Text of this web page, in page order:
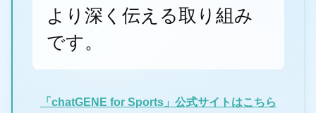
より深く伝える取り組み
です。
「chatGENE for Sports」公式サイトはこちら